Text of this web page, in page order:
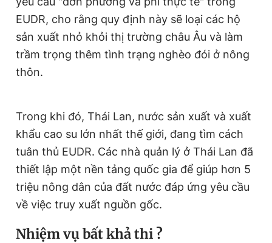
EUDR, cho rằng quy định này sẽ loại các hộ
sản xuất nhỏ khỏi thị trường châu Âu và làm
trầm trọng thêm tình trạng nghèo đói ở nông
thôn.
Trong khi đó, Thái Lan, nước sản xuất và xuất
khẩu cao su lớn nhất thế giới, đang tìm cách
tuân thủ EUDR. Các nhà quản lý ở Thái Lan đã
thiết lập một nền tảng quốc gia để giúp hơn 5
triệu nông dân của đất nước đáp ứng yêu cầu
về việc truy xuất nguồn gốc.
Nhiệm vụ bất khả thi ?